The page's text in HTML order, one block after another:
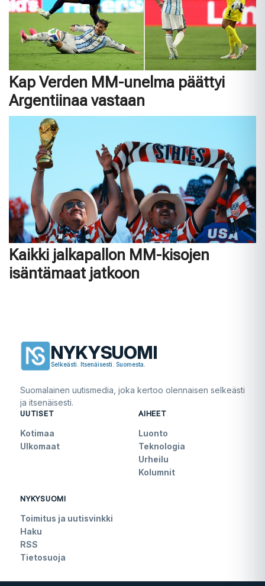
Kap Verden MM-unelma päättyi
Argentiinaa vastaan
Kaikki jalkapallon MM-kisojen
isäntämaat jatkoon
NYKYSUOMI
Selkeästi. Itsenäisesti. Suomesta.
Suomalainen uutismedia, joka kertoo olennaisen selkeästi
ja itsenäisesti.
UUTISET
Kotimaa
Ulkomaat
AIHEET
Luonto
Teknologia
Urheilu
Kolumnit
NYKYSUOMI
Toimitus ja uutisvinkki
Haku
RSS
Tietosuoja